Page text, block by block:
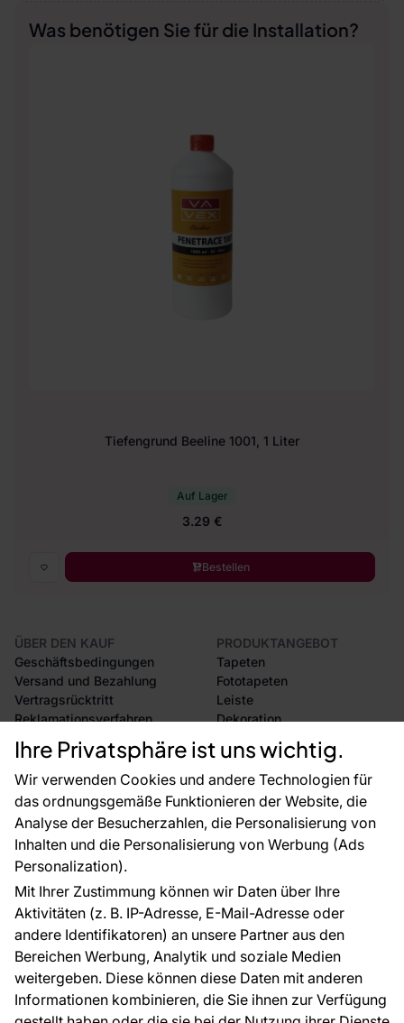
Ihre Privatsphäre ist uns wichtig.
Wir verwenden Cookies und andere Technologien für
das ordnungsgemäße Funktionieren der Website, die
Analyse der Besucherzahlen, die Personalisierung von
Inhalten und die Personalisierung von Werbung (Ads
Personalization).
Mit Ihrer Zustimmung können wir Daten über Ihre
Aktivitäten (z. B. IP-Adresse, E-Mail-Adresse oder
andere Identifikatoren) an unsere Partner aus den
Bereichen Werbung, Analytik und soziale Medien
weitergeben. Diese können diese Daten mit anderen
Informationen kombinieren, die Sie ihnen zur Verfügung
Was benötigen Sie für die Installation?
Tiefengrund Beeline 1001, 1 Liter
Auf Lager
3.29 €
Bestellen
ÜBER DEN KAUF
Geschäftsbedingungen
Versand und Bezahlung
Vertragsrücktritt
Reklamationsverfahren
Rücksendung von Waren
CE-Zertifizierung
Großhandel
Raumvisualisierung
PRODUKTANGEBOT
Tapeten
Fototapeten
Leiste
Dekoration
Selbstklebende Folien
Zubehör
Tapetenmuster
FÜR SIE
Blog
EU-Projekte
Ratschläge und Tipps
FAQ
ÜBER DAS UNTERNEHMEN
Kontakt